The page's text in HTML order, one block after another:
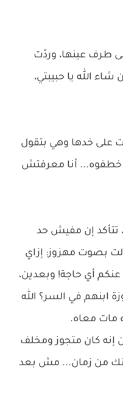
طرف عينها، وردّت
الله يا حبيبتي،
على خدها وهي بتقول
أنا معرفتش
إن مفيش حد
بصوت مهزوز: إزاي
أي حاجة! وبعدين،
ابنهم في السر؟ الله
مات معاه.
إنه كان متجوز ومخلف
منك من زمان... مش بعد